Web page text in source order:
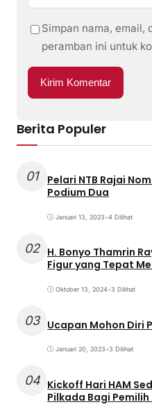
Simpan nama, email,
peramban ini untuk
Berita Populer
01
Pelari NTB Rajai
Podium Dua
Januari 13, 2023•4 Dilihat
02 H. Bonyo Thamrin Rayes sebut
Figur yang Tepat
Oktober 13, 2024•3 Dilihat
03 Ucapan Mohon Diri
Januari 20, 2023•3 Dilihat
04 Kickoff Hari HAM
Pilkada Bagi Pemilih